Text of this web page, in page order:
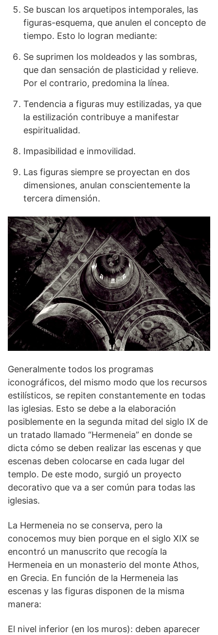
Se buscan los arquetipos intemporales, las
figuras-esquema, que anulen el concepto de
tiempo. Esto lo logran mediante:
Se suprimen los moldeados y las sombras,
que dan sensación de plasticidad y relieve.
Por el contrario, predomina la línea.
Tendencia a figuras muy estilizadas, ya que
la estilización contribuye a manifestar
espiritualidad.
Impasibilidad e inmovilidad.
Las figuras siempre se proyectan en dos
dimensiones, anulan conscientemente la
tercera dimensión.
Generalmente todos los programas
iconográficos, del mismo modo que los recursos
estilísticos, se repiten constantemente en todas
las iglesias. Esto se debe a la elaboración
posiblemente en la segunda mitad del siglo IX de
un tratado llamado “Hermeneia” en donde se
dicta cómo se deben realizar las escenas y que
escenas deben colocarse en cada lugar del
templo. De este modo, surgió un proyecto
decorativo que va a ser común para todas las
iglesias.
La Hermeneia no se conserva, pero la
conocemos muy bien porque en el siglo XIX se
encontró un manuscrito que recogía la
Hermeneia en un monasterio del monte Athos,
en Grecia. En función de la Hermeneia las
escenas y las figuras disponen de la misma
manera:
El nivel inferior (en los muros): deben aparecer